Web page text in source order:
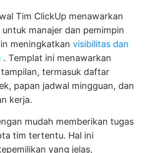
Tim ClickUp menawarkan
untuk manajer dan pemimpin
meningkatkan visibilitas dan
. Templat ini menawarkan
termasuk daftar
papan jadwal mingguan, dan
kerja.
mudah memberikan tugas
tim tertentu. Hal ini
yang jelas,